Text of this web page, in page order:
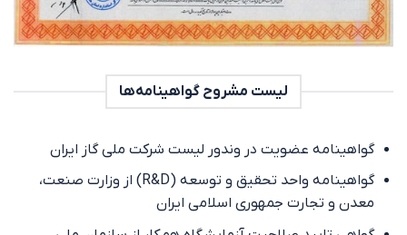
لیست مشروح گواهینامه‌ها
گواهینامه عضویت در وندور لیست شرکت ملی گاز ایران
گواهینامه واحد تحقیق و توسعه (R&D) از وزارت صنعت،
معدن و تجارت جمهوری اسلامی ایران